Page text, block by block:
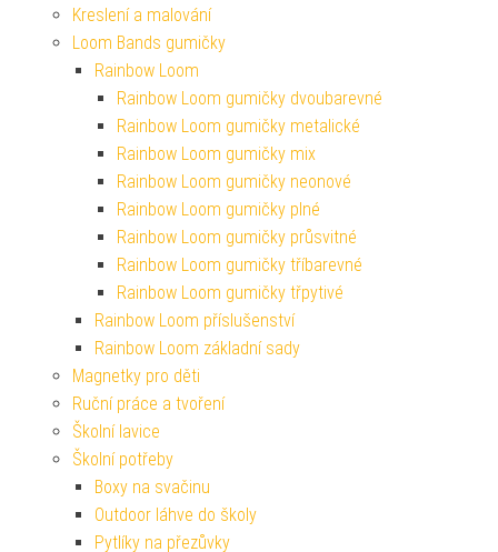
Kreslení a malování
Loom Bands gumičky
Rainbow Loom
Rainbow Loom gumičky dvoubarevné
Rainbow Loom gumičky metalické
Rainbow Loom gumičky mix
Rainbow Loom gumičky neonové
Rainbow Loom gumičky plné
Rainbow Loom gumičky průsvitné
Rainbow Loom gumičky tříbarevné
Rainbow Loom gumičky třpytivé
Rainbow Loom příslušenství
Rainbow Loom základní sady
Magnetky pro děti
Ruční práce a tvoření
Školní lavice
Školní potřeby
Boxy na svačinu
Outdoor láhve do školy
Pytlíky na přezůvky